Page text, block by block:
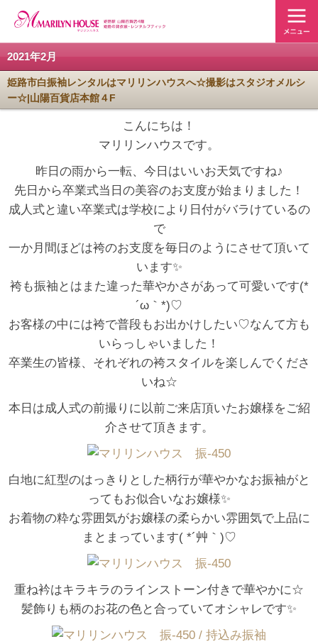
2021年2月
姫路市白振袖レンタルはマリリンハウスへ☆撮影はスタジオメルシ
ー☆|山陽百貨店本館４F
こんにちは！
マリリンハウスです。
昨日の雨から一転、今日はいいお天気ですね♪
先日から卒業式当日の美容のお支度が始まりました！
成人式と違い卒業式は学校により日付がバラけているの
で
一か月間ほどは袴のお支度を毎日のようにさせて頂いて
います✨
袴も振袖とはまた違った華やかさがあって可愛いです(*
´ω｀*)♡
お客様の中には袴で普段もお出かけしたい♡なんて方も
いらっしゃいました！
卒業生の皆様、それぞれの袴スタイルを楽しんでくださ
いね☆
本日は成人式の前撮りに以前ご来店頂いたお嬢様をご紹
介させて頂きます。
白地に紅型のはっきりとした柄行が華やかなお振袖がと
ってもお似合いなお嬢様✨
お着物の粋な雰囲気がお嬢様の柔らかい雰囲気で上品に
まとまっています( *´艸｀)♡
重ね衿はキラキラのラインストーン付きで華やかに☆
髪飾りも柄のお花の色と合っていてオシャレです✨